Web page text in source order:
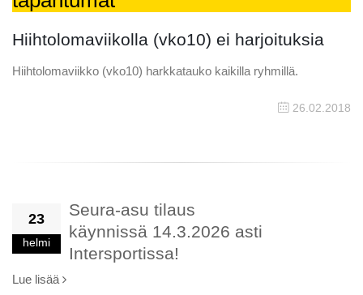
Hiihtolomaviikolla (vko10) ei harjoituksia
Hiihtolomaviikko (vko10) harkkatauko kaikilla ryhmillä.
26.02.2018
23
helmi
Seura-asu tilaus
käynnissä 14.3.2026 asti
Intersportissa!
Lue lisää